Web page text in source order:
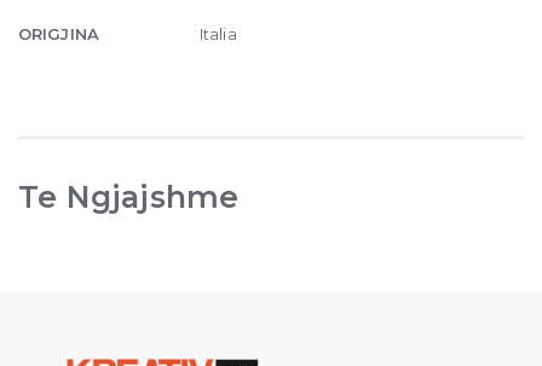
ORIGJINA Italia
Te Ngjajshme